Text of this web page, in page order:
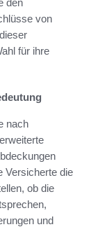
von
für ihre
nach
Versicherte die
ob die
und